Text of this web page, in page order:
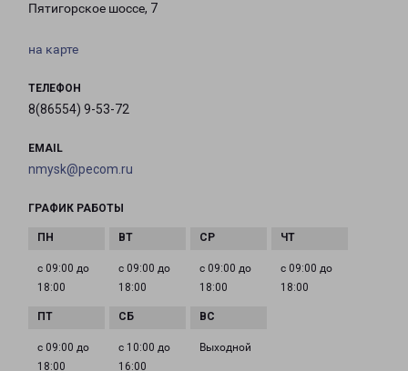
Пятигорское шоссе, 7
на карте
ТЕЛЕФОН
8(86554) 9-53-72
EMAIL
nmysk@pecom.ru
ГРАФИК РАБОТЫ
с 09:00 до
18:00
с 09:00 до
18:00
с 09:00 до
18:00
с 09:00 до
18:00
с 09:00 до
18:00
с 10:00 до
16:00
Выходной